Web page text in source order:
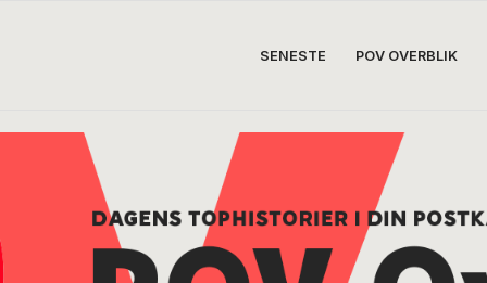
SENESTE POV OVERBLIK